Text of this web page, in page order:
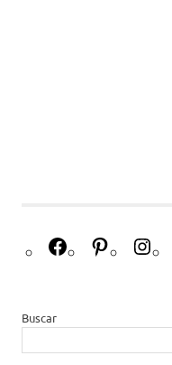
F
b
o
P
e
r
I
a
g
Buscar